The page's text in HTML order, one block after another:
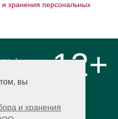
вы
и хранения
и хранения персональных
\
на сайте,
с
12+